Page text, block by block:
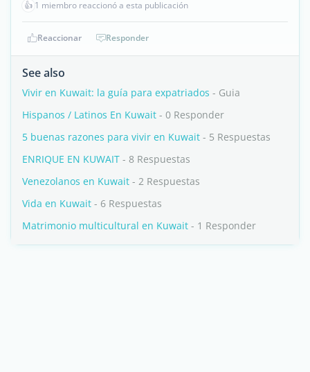
👍 1 miembro reaccionó a esta publicación
Reaccionar Responder
See also
Vivir en Kuwait: la guía para expatriados - Guia
Hispanos / Latinos En Kuwait - 0 Responder
5 buenas razones para vivir en Kuwait - 5 Respuestas
ENRIQUE EN KUWAIT - 8 Respuestas
Venezolanos en Kuwait - 2 Respuestas
Vida en Kuwait - 6 Respuestas
Matrimonio multicultural en Kuwait - 1 Responder